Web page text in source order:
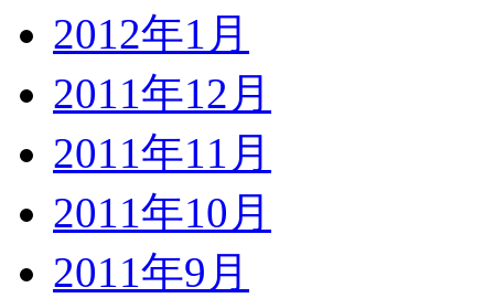
2012年1月
2011年12月
2011年11月
2011年10月
2011年9月